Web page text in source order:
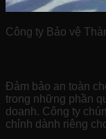
Công ty Bảo vệ
Đảm bảo an toàn
trong những phần
doanh. Công ty
chỉnh dành riêng